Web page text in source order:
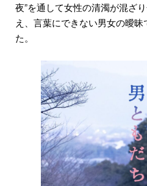
夜”を通して女性の清濁が混ざ
え、言葉にできない男女の曖
た。